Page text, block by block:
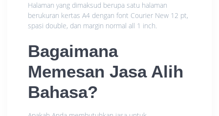
Halaman yang dimaksud berupa satu halaman
berukuran kertas A4 dengan font Courier New 12 pt,
spasi double, dan margin normal all 1 inch.
Bagaimana
Memesan Jasa Alih
Bahasa?